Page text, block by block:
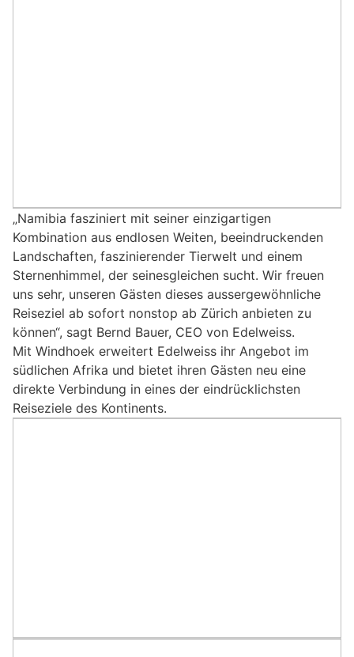
„Namibia fasziniert mit seiner einzigartigen
Kombination aus endlosen Weiten, beeindruckenden
Landschaften, faszinierender Tierwelt und einem
Sternenhimmel, der seinesgleichen sucht. Wir freuen
uns sehr, unseren Gästen dieses aussergewöhnliche
Reiseziel ab sofort nonstop ab Zürich anbieten zu
können“, sagt Bernd Bauer, CEO von Edelweiss.
Mit Windhoek erweitert Edelweiss ihr Angebot im
südlichen Afrika und bietet ihren Gästen neu eine
direkte Verbindung in eines der eindrücklichsten
Reiseziele des Kontinents.